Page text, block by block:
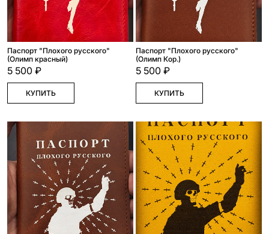
Паспорт "Плохого русского"
(Олимп красный)
5 500 ₽
КУПИТЬ
Паспорт "Плохого русского"
(Олимп Кор.)
5 500 ₽
КУПИТЬ